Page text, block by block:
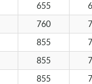
655
760
855
855
855